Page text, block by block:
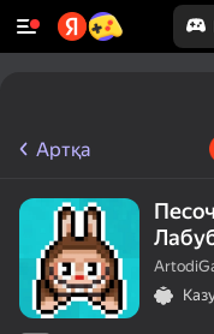
Артқа